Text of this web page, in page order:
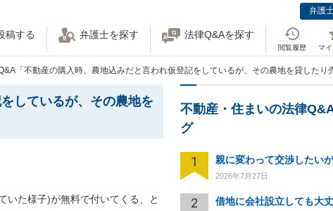
弁護
稿する 弁護士を探す 法律Q&Aを探す
閲覧履歴 マイ
「不動産の購入時、農地込みだと言われ仮登記をしているが、その農地を貸したり
しているが、その農地を
いた様子)が無料で付いてくる、と
不動産・住まいの法律
グ
1
2026年7月27日
2 借地に会社設立しても大